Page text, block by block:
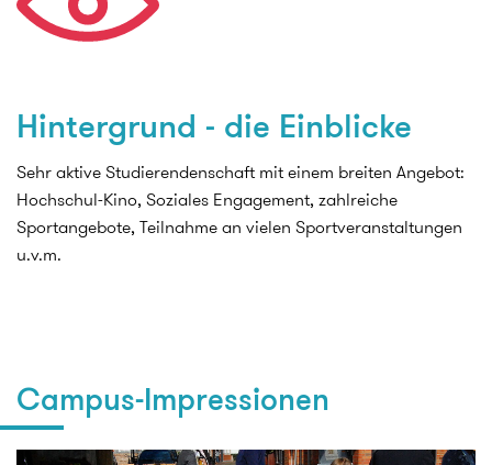
Hintergrund - die Einblicke
Sehr aktive Studierendenschaft mit einem breiten Angebot:
Hochschul-Kino, Soziales Engagement, zahlreiche
Sportangebote, Teilnahme an vielen Sportveranstaltungen
u.v.m.
Campus-Impressionen